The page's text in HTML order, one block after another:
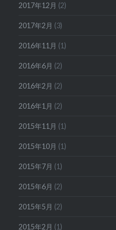
2017年12月 (2)
2017年2月 (3)
2016年11月 (1)
2016年6月 (2)
2016年2月 (2)
2016年1月 (2)
2015年11月 (1)
2015年10月 (1)
2015年7月 (1)
2015年6月 (2)
2015年5月 (2)
2015年2月 (1)